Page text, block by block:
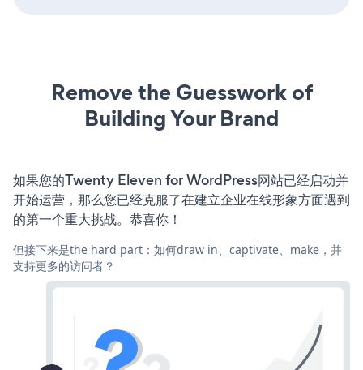
Remove the Guesswork of
Building Your Brand
如果您的Twenty Eleven for WordPress网站已经启动并
开始运营，那么您已经克服了在建立企业在线形象方面遇到
的第一个重大挑战。恭喜你！
但接下来是the hard part：如何draw in、captivate、make，并
支持更多的访问者？